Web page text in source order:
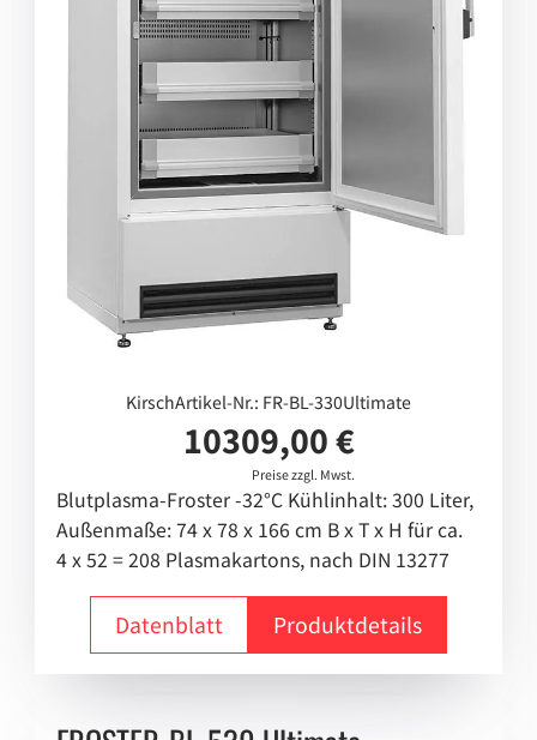
KirschArtikel-Nr.: FR-BL-330Ultimate
10309,00 €
Preise zzgl. Mwst.
Blutplasma-Froster -32°C Kühlinhalt: 300 Liter,
Außenmaße: 74 x 78 x 166 cm B x T x H für ca.
4 x 52 = 208 Plasmakartons, nach DIN 13277
Datenblatt Produktdetails